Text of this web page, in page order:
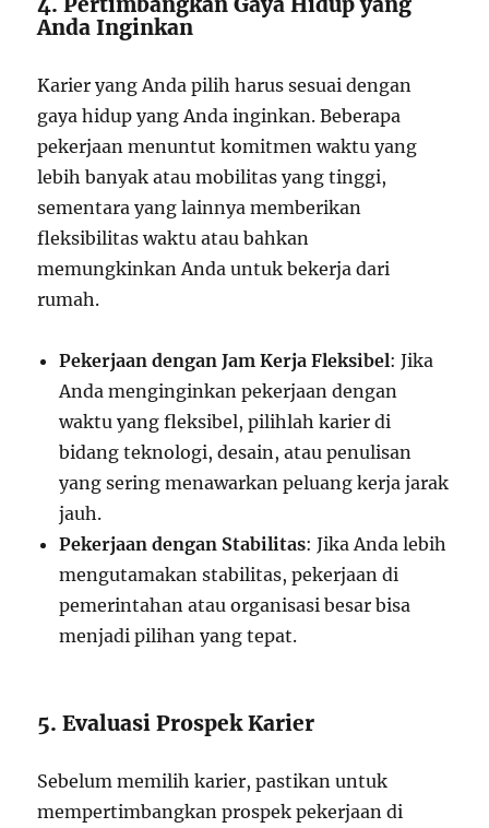
Anda Inginkan
Karier yang Anda pilih harus sesuai dengan
gaya hidup yang Anda inginkan. Beberapa
pekerjaan menuntut komitmen waktu yang
lebih banyak atau mobilitas yang tinggi,
sementara yang lainnya memberikan
fleksibilitas waktu atau bahkan
memungkinkan Anda untuk bekerja dari
rumah.
Pekerjaan dengan Jam Kerja Fleksibel: Jika
Anda menginginkan pekerjaan dengan
waktu yang fleksibel, pilihlah karier di
bidang teknologi, desain, atau penulisan
yang sering menawarkan peluang kerja jarak
jauh.
Pekerjaan dengan Stabilitas: Jika Anda lebih
mengutamakan stabilitas, pekerjaan di
pemerintahan atau organisasi besar bisa
menjadi pilihan yang tepat.
5. Evaluasi Prospek Karier
Sebelum memilih karier, pastikan untuk
mempertimbangkan prospek pekerjaan di